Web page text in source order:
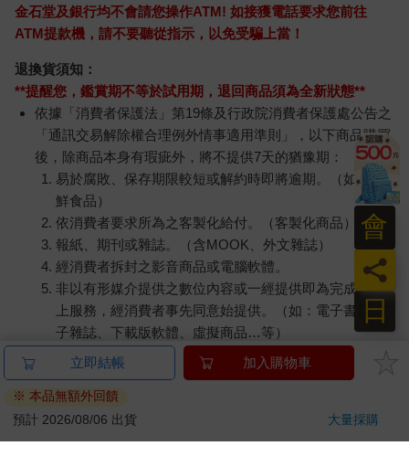
金石堂及銀行均不會請您操作ATM! 如接獲電話要求您前往
ATM提款機，請不要聽從指示，以免受騙上當！
退換貨須知：
**提醒您，鑑賞期不等於試用期，退回商品須為全新狀態**
依據「消費者保護法」第19條及行政院消費者保護處公告之
「通訊交易解除權合理例外情事適用準則」，以下商品購買
後，除商品本身有瑕疵外，將不提供7天的猶豫期：
易於腐敗、保存期限較短或解約時即將逾期。（如：生
鮮食品）
依消費者要求所為之客製化給付。（客製化商品）
報紙、期刊或雜誌。（含MOOK、外文雜誌）
經消費者拆封之影音商品或電腦軟體。
非以有形媒介提供之數位內容或一經提供即為完成之線
上服務，經消費者事先同意始提供。（如：電子書、電
子雜誌、下載版軟體、虛擬商品…等）
已拆封之個人衛生用品。（如：內衣褲、刮鬍刀、除毛
刀…等）
若非上列種類商品，均享有到貨7天的猶豫期（含例假
日）。
辦理退換貨時，商品（組合商品恕無法接受單獨退貨）必須
立即結帳 加入購物車
※ 本品無額外回饋
預計 2026/08/06 出貨
大量採購
日
員
會